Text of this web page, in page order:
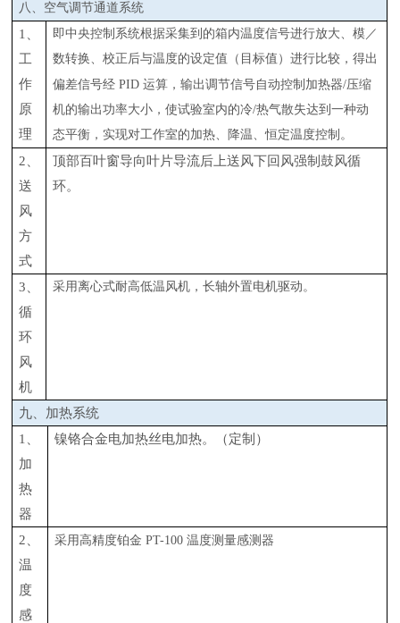
八、空气调节通道系统
1、
工
作
原
理
即中央控制系统根据采集到的箱内温度信号进行放大、模／
数转换、校正后与温度的设定值（目标值）进行比较，得出
偏差信号经 PID 运算，输出调节信号自动控制加热器/压缩
机的输出功率大小，使试验室内的冷/热气散失达到一种动
态平衡，实现对工作室的加热、降温、恒定温度控制。
2、
送
风
方
式
顶部百叶窗导向叶片导流后上送风下回风强制鼓风循
环。
3、
循
环
风
机
采用离心式耐高低温风机，长轴外置电机驱动。
九、加热系统
1、
加
热
器
镍铬合金电加热丝电加热。（定制）
2、
温
度
感
采用高精度铂金 PT-100 温度测量感测器